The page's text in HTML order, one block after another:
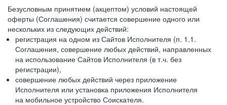
Безусловным принятием (акцептом) условий настоящей
оферты (Соглашения) считается совершение одного или
нескольких из следующих действий:
регистрация на одном из Сайтов Исполнителя (п. 1.1.
Соглашения, совершение любых действий, направленных
на использование Сайтов Исполнителя (в т.ч. без
регистрации),
совершение любых действий через приложение
Исполнителя или установка приложения Исполнителя
на мобильное устройство Соискателя.